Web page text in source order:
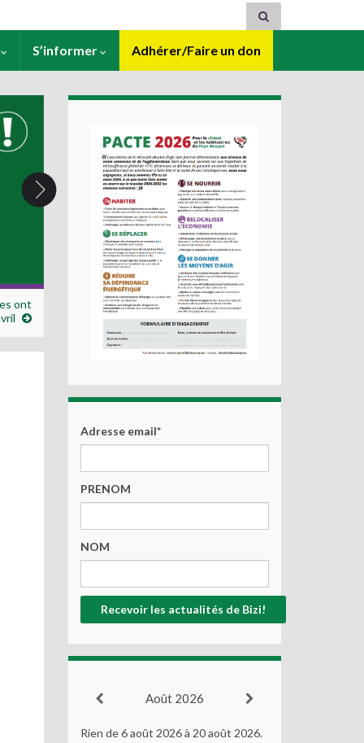
S’informer Adhérer/Faire un don
ont
Adresse email*
PRENOM
NOM
Août 2026
Rien de 6 août 2026 à 20 août 2026.